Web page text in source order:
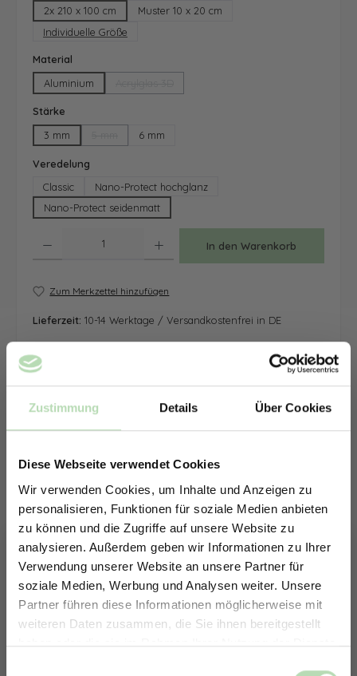
Zustimmung Details Über Cookies
Diese Webseite verwendet Cookies
Wir verwenden Cookies, um Inhalte und Anzeigen zu
personalisieren, Funktionen für soziale Medien anbieten
zu können und die Zugriffe auf unsere Website zu
analysieren. Außerdem geben wir Informationen zu Ihrer
Verwendung unserer Website an unsere Partner für
soziale Medien, Werbung und Analysen weiter. Unsere
Partner führen diese Informationen möglicherweise mit
weiteren Daten zusammen, die Sie ihnen bereitgestellt
haben oder die sie im Rahmen Ihrer Nutzung der Dienste
2x 210 x 100 cm
Muster 10 x 20 cm
Individuelle Größe
Material
Aluminium
Stärke
3 mm
(Diese Option ist zurzeit nicht verfügbar.)
6 mm
Veredelung
Classic
Nano-Protect hochglanz
Nano-Protect seidenmatt
In den Warenkorb
Zum Merkzettel hinzufügen
Lieferzeit: 10-14 Werktage / Versandkostenfrei in DE
ERHALTE 5% RABATT AUF
DEINE RÜCKWÄNDE